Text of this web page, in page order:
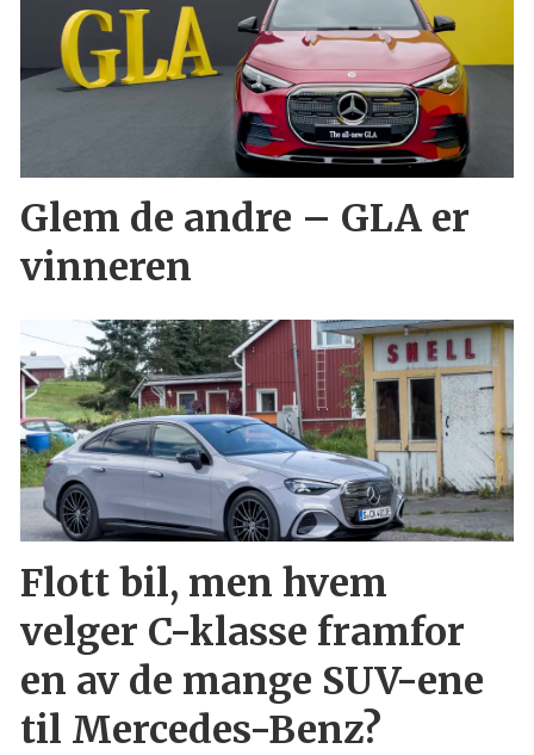
Glem de andre – GLA er
vinneren
Flott bil, men hvem
velger C-klasse framfor
en av de mange SUV-ene
til Mercedes-Benz?